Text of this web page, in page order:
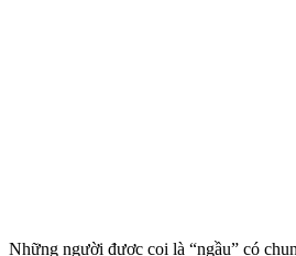
Những người được coi là “ngầu” có